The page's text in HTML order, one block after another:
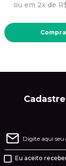
ou em 2x de
Eu aceito